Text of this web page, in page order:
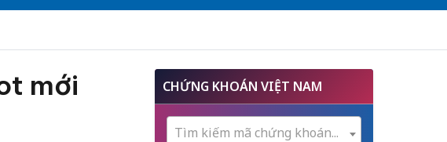
mới
CHỨNG KHOÁN VIỆT NAM
Tìm kiếm mã chứng khoán...